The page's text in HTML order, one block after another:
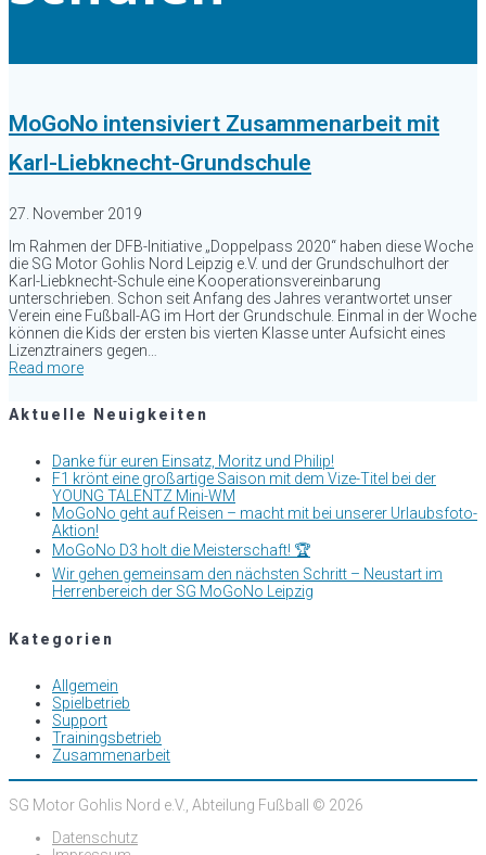
MoGoNo intensiviert Zusammenarbeit mit
Karl-Liebknecht-Grundschule
27. November 2019
Im Rahmen der DFB-Initiative „Doppelpass 2020“ haben diese Woche
die SG Motor Gohlis Nord Leipzig e.V. und der Grundschulhort der
Karl-Liebknecht-Schule eine Kooperationsvereinbarung
unterschrieben. Schon seit Anfang des Jahres verantwortet unser
Verein eine Fußball-AG im Hort der Grundschule. Einmal in der Woche
können die Kids der ersten bis vierten Klasse unter Aufsicht eines
Lizenztrainers gegen…
Read more
Aktuelle Neuigkeiten
Danke für euren Einsatz, Moritz und Philip!
F1 krönt eine großartige Saison mit dem Vize-Titel bei der
YOUNG TALENTZ Mini-WM
MoGoNo geht auf Reisen – macht mit bei unserer Urlaubsfoto-
Aktion!
MoGoNo D3 holt die Meisterschaft! 🏆
Wir gehen gemeinsam den nächsten Schritt – Neustart im
Herrenbereich der SG MoGoNo Leipzig
Kategorien
Allgemein
Spielbetrieb
Support
Trainingsbetrieb
Zusammenarbeit
SG Motor Gohlis Nord e.V., Abteilung Fußball © 2026
Datenschutz